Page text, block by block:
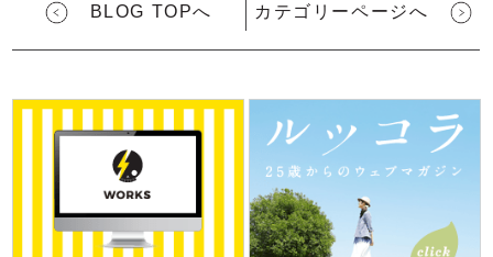
BLOG TOPへ カテゴリーページへ